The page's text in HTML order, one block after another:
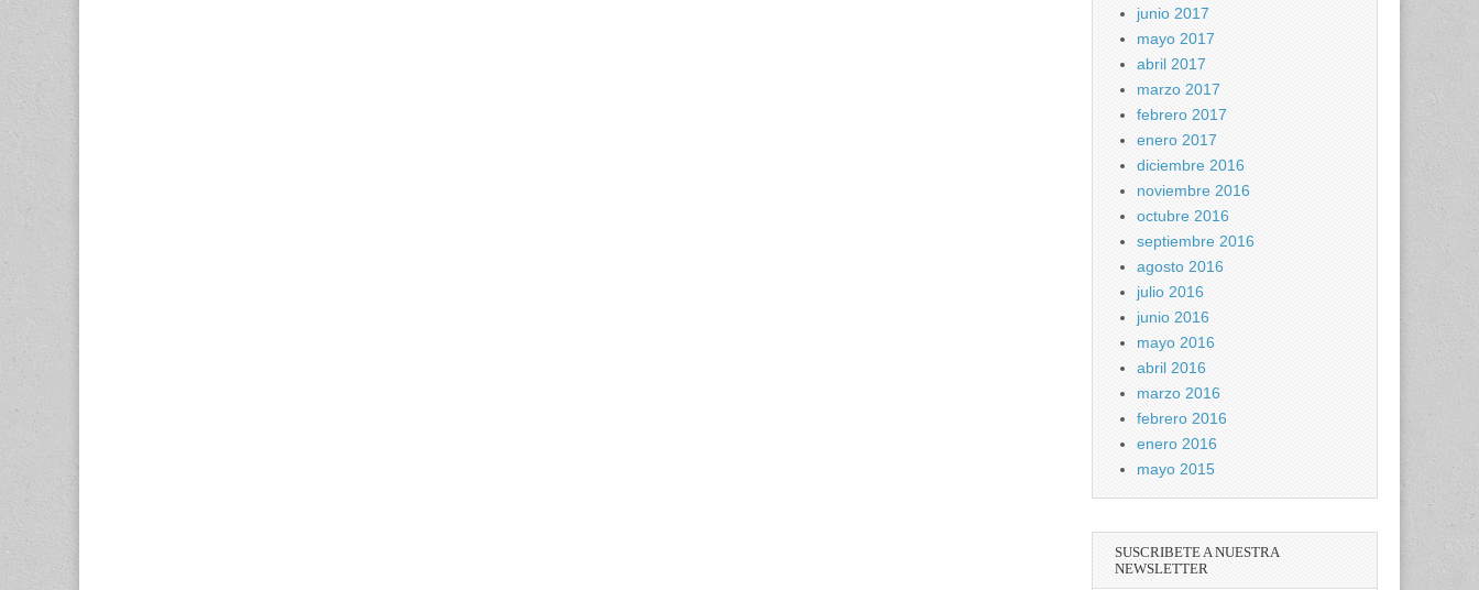
junio 2017
mayo 2017
abril 2017
marzo 2017
febrero 2017
enero 2017
diciembre 2016
noviembre 2016
octubre 2016
septiembre 2016
agosto 2016
julio 2016
junio 2016
mayo 2016
abril 2016
marzo 2016
febrero 2016
enero 2016
mayo 2015
SUSCRIBETE A NUESTRA
NEWSLETTER